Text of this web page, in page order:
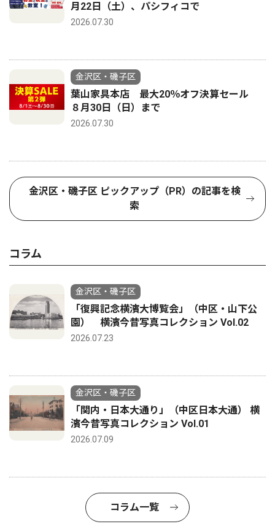
月22日（土）、パシフィコで
2026.07.30
金沢区・磯子区
葉山家具本店 最大20％オフ決算セール
８月30日（日）まで
2026.07.30
金沢区・磯子区 ピックアップ（PR）の記事を検
索
コラム
金沢区・磯子区
「復興記念横濱大博覧会」（中区・山下公
園） 横濱今昔写真コレクション Vol.02
2026.07.23
金沢区・磯子区
「関内・日本大通り」（中区日本大通） 横
濱今昔写真コレクション Vol.01
2026.07.09
コラム一覧